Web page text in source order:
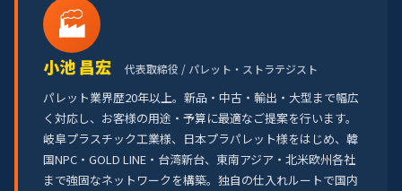
🏭
小池 昌宏 代表取締役 / パレット・ストラテジスト
パレット業界歴20年以上。新品・中古・輸出・大型まで幅広
く対応し、お客様の用途・予算に最適なご提案を行います。
岐阜プラスチック工業様、日本プラパレット様をはじめ、韓
国NPC・GOLD LINE・台湾新台、東南アジア・北米欧州各社
まで強固なネットワークを構築。独自の仕入れルートで国内